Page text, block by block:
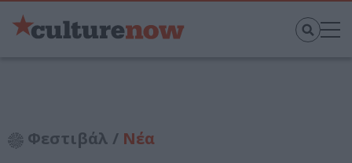
Φεστιβάλ / Νέα